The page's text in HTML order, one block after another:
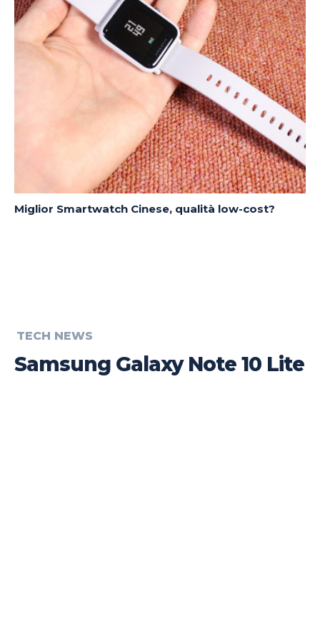
Miglior Smartwatch Cinese, qualità low-cost?